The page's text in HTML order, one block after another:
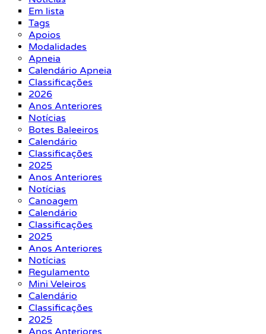
Em lista
Tags
Apoios
Modalidades
Apneia
Calendário Apneia
Classificações
2026
Anos Anteriores
Notícias
Botes Baleeiros
Calendário
Classificações
2025
Anos Anteriores
Notícias
Canoagem
Calendário
Classificações
2025
Anos Anteriores
Notícias
Regulamento
Mini Veleiros
Calendário
Classificações
2025
Anos Anteriores